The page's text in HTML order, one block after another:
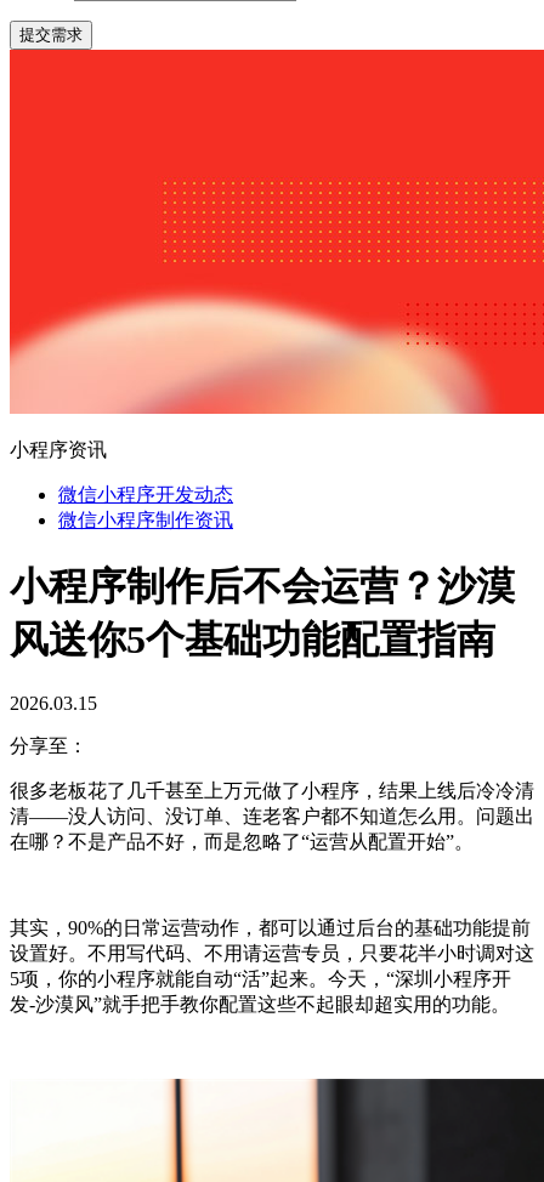
小程序资讯
微信小程序开发动态
微信小程序制作资讯
小程序制作后不会运营？沙漠
风送你5个基础功能配置指南
2026.03.15
分享至：
很多老板花了几千甚至上万元做了小程序，结果上线后冷冷清
清——没人访问、没订单、连老客户都不知道怎么用。问题出
在哪？不是产品不好，而是忽略了“运营从配置开始”。
其实，90%的日常运营动作，都可以通过后台的基础功能提前
设置好。不用写代码、不用请运营专员，只要花半小时调对这
5项，你的小程序就能自动“活”起来。今天，“深圳小程序开
发-沙漠风”就手把手教你配置这些不起眼却超实用的功能。